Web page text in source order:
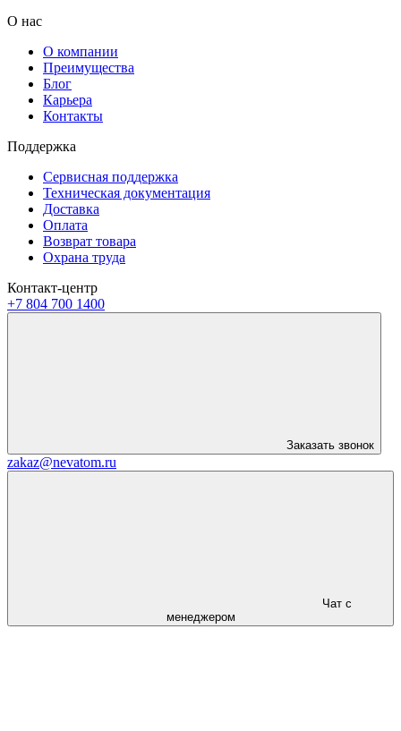
О нас
О компании
Преимущества
Блог
Карьера
Контакты
Поддержка
Сервисная поддержка
Техническая документация
Доставка
Оплата
Возврат товара
Охрана труда
Контакт-центр
+7 804 700 1400
Заказать звонок
zakaz@nevatom.ru
Чат с
менеджером